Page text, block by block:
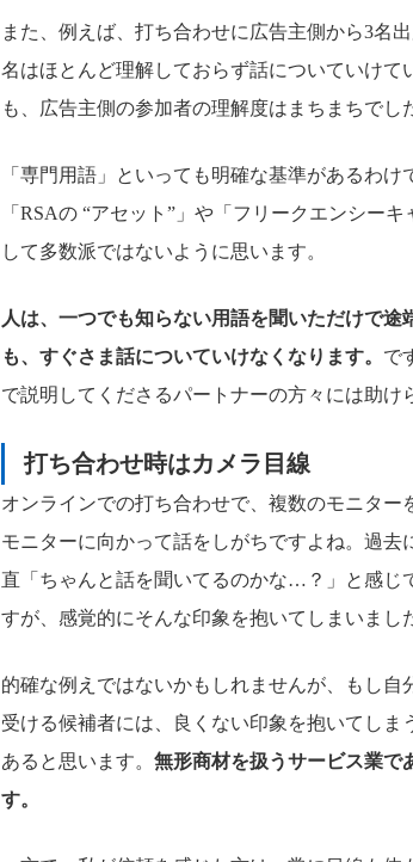
また、例えば、打ち合わせに広告主側から3名
名はほとんど理解しておらず話についていけ
も、広告主側の参加者の理解度はまちまちでし
「専門用語」といっても明確な基準があるわ
「RSAの “アセット”」や「フリークエンシー
して多数派ではないように思います。
人は、一つでも知らない用語を聞いただけで
も、すぐさま話についていけなくなります。 で
で説明してくださるパートナーの方々には助け
打ち合わせ時はカメラ目線
オンラインでの打ち合わせで、複数のモニタ
モニターに向かって話をしがちですよね。過
直「ちゃんと話を聞いてるのかな…？」と感じ
すが、感覚的にそんな印象を抱いてしまいまし
的確な例えではないかもしれませんが、もし
受ける候補者には、良くない印象を抱いてし
あると思います。 無形商材を扱うサービス業で
す。